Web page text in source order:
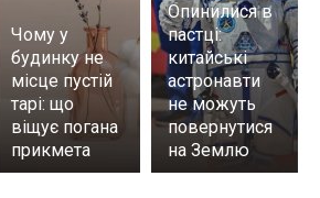
Чому у
будинку не
місце пустій
тарі: що
віщує погана
прикмета
Опинилися в
пастці:
китайські
астронавти
не можуть
повернутися
на Землю